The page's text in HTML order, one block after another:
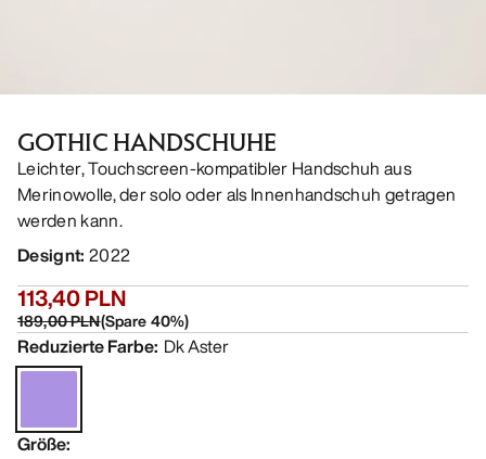
GOTHIC HANDSCHUHE
Leichter, Touchscreen-kompatibler Handschuh aus
Merinowolle, der solo oder als Innenhandschuh getragen
werden kann.
Designt: 2022
113,40 PLN
189,00 PLN(Spare40%)
Reduzierte Farbe: Dk Aster
Größe: